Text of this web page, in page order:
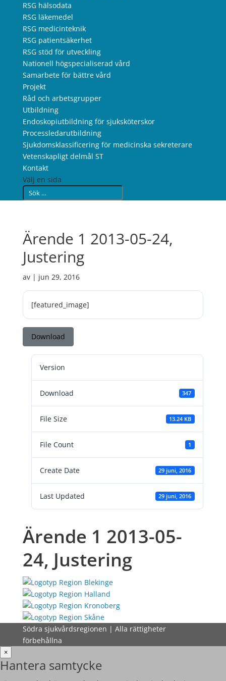
RSG hälsodata
RSG läkemedel
RSG medicinteknik
RSG patientsäkerhet
RSG stöd för utveckling
Nationell högspecialiserad vård
Samarbete för bättre vård
Projekt
Råd och arbetsgrupper
Utbildning
Endoskopiutbildning för sjuksköterskor
Processledarutbildning
Sjukdomsklassificering för medicinska sekreterare
Vetenskapligt delmål ST
Kontakt
Välj en sida
Ärende 1 2013-05-24,
Justering
av | jun 29, 2016
[featured_image]
Download
Version
Download 347
File Size 13.24 KB
File Count 1
Create Date 29 juni, 2016
Last Updated 29 juni, 2016
Ärende 1 2013-05-
24, Justering
Södra sjukvårdsregionen | Alla rättigheter
förbehållna
×
Hantera samtycke